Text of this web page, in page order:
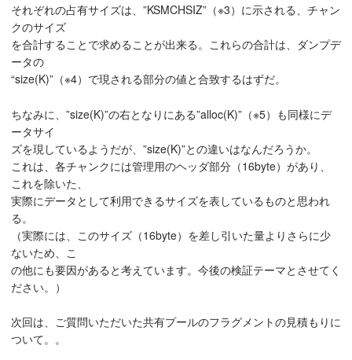
それぞれの占有サイズは、”KSMCHSIZ”（※3）に示される、チャン
クのサイズ
を合計することで求めることが出来る。これらの合計は、ダンプデ
ータの
“size(K)”（※4）で現される部分の値と合致するはずだ。
ちなみに、”size(K)”の右となりにある”alloc(K)”（※5）も同様にデ
ータサイ
ズを現しているようだが、”size(K)”との違いはなんだろうか。
これは、各チャンクには管理用のヘッダ部分（16byte）があり、
これを除いた、
実際にデータとして利用できるサイズを表しているものと思われ
る。
（実際には、このサイズ（16byte）を差し引いた量よりさらに少
ないため、こ
の他にも要因があると考えています。今後の検証テーマとさせてく
ださい。）
次回は、ご質問いただいた共有プールのフラグメントの見積もりに
ついて。。